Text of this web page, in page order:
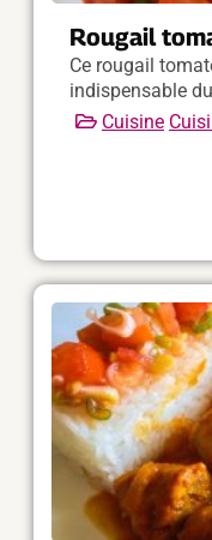
Rougail
Ce rougail
indispensable
Cuisine